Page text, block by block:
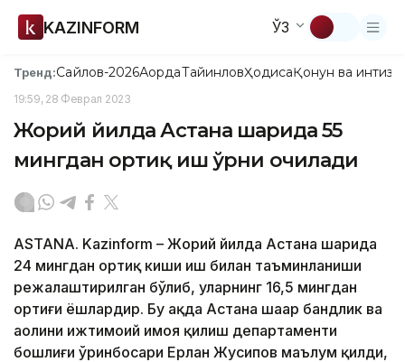
KAZINFORM ЎЗ
Тренд:Сайлов-2026АқордаТайинловҲодисаҚонун ва
19:59, 28 Феврал 2023
Жорий йилда Астана шаҳрида 55
мингдан ортиқ иш ўрни очилади
ASTANA. Kazinform – Жорий йилда Астана шаҳрида
24 мингдан ортиқ киши иш билан таъминланиши
режалаштирилган бўлиб, уларнинг 16,5 мингдан
ортиғи ёшлардир. Бу ҳақда Астана шаҳар бандлик ва
аҳолини ижтимоий ҳимоя қилиш департаменти
бошлиғи ўринбосари Ерлан Жусипов маълум қилди,